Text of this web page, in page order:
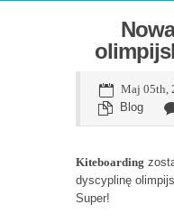
Maj 05th,
Blog
Kiteboarding
dyscyplinę
Super!